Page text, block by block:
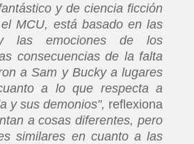
y de ciencia ficción
MCU, está basado en las
y las emociones de los
consecuencias de la falta
a Sam y Bucky a lugares
a lo que respecta a
y sus demonios”, reflexiona
a cosas diferentes, pero
similares en cuanto a las